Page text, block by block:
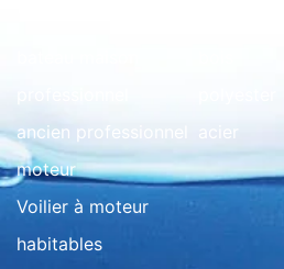
ancien professionnel
moteur
Voilier à moteur
habitables
acier